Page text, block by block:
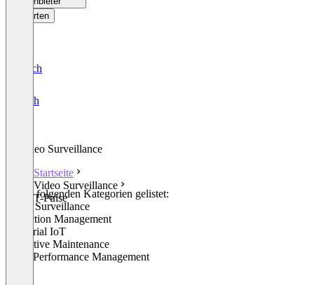
Bewerten
Deutsch
English
Video Surveillance
Startseite
Video Surveillance
T-Pulse
In den folgenden Kategorien gelistet:
Video Surveillance
Inspection Management
Industrial IoT
Predictive Maintenance
Asset Performance Management